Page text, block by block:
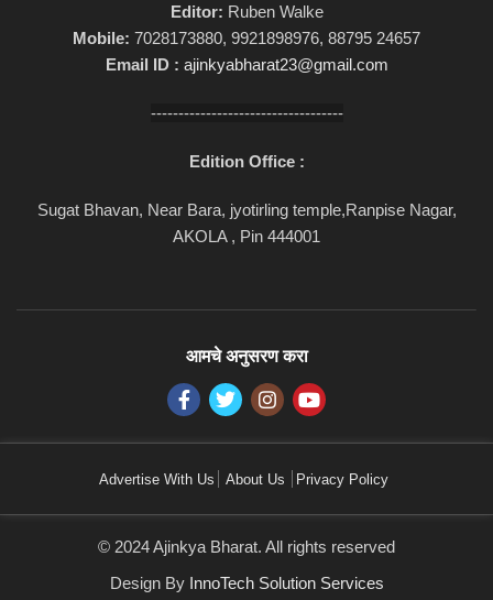
Editor: Ruben Walke
Mobile: 7028173880, 9921898976, 88795 24657
Email ID : ajinkyabharat23@gmail.com
-----------------------------------
Edition Office :
Sugat Bhavan, Near Bara, jyotirling temple,Ranpise Nagar,
AKOLA , Pin 444001
आमचे अनुसरण करा
Advertise With Us About Us Privacy Policy
© 2024 Ajinkya Bharat. All rights reserved
Design By InnoTech Solution Services